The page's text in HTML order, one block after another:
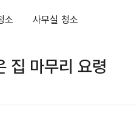
소 사무실 청소
집 마무리 요령